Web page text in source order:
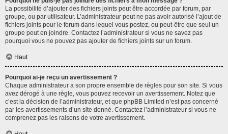
La possibilité d’ajouter des fichiers joints peut être accordée par forum, par
groupe, ou par utilisateur. L’administrateur peut ne pas avoir autorisé l’ajout de
fichiers joints pour le forum dans lequel vous postez, ou peut-être que seul un
groupe peut en joindre. Contactez l’administrateur si vous ne savez pas
pourquoi vous ne pouvez pas ajouter de fichiers joints sur un forum.
Haut
Pourquoi ai-je reçu un avertissement ?
Chaque administrateur a son propre ensemble de règles pour son site. Si vous
avez dérogé à une règle, vous pouvez recevoir un avertissement. Notez que
c’est la décision de l’administrateur, et que phpBB Limited n’est pas concerné
par les avertissements d’un site donné. Contactez l’administrateur si vous ne
comprenez pas les raisons de votre avertissement.